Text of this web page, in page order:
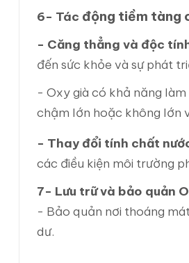
6- Tác động tiềm tàng
- Căng thẳng và độc
đến sức khỏe và sự phát
- Oxy già có khả năng
chậm lớn hoặc không lớn
- Thay đổi tính chất
các điều kiện môi trường
7- Lưu trữ và bảo quản
- Bảo quản nơi thoáng
dư.